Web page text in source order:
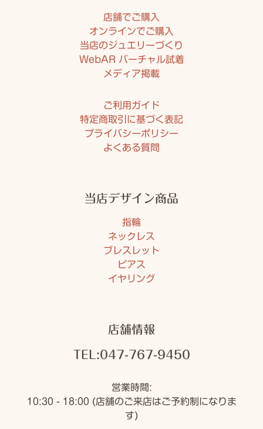
店舗でご購入
オンラインでご購入
当店のジュエリーづくり
WebAR バーチャル試着
メディア掲載
ご利用ガイド
特定商取引に基づく表記
プライバシーポリシー
よくある質問
当店デザイン商品
指輪
ネックレス
ブレスレット
ピアス
イヤリング
店舗情報
TEL:047-767-9450
営業時間:
10:30 - 18:00 (店舗のご来店はご予約制になりま
す)